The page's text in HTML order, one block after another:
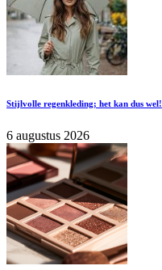
Stijlvolle regenkleding; het kan dus wel!
6 augustus 2026